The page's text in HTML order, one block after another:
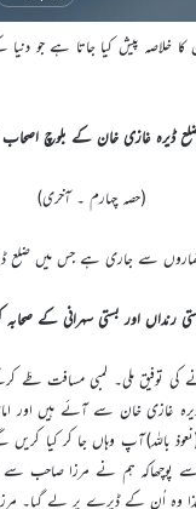
پیش کیا جاتا ہے جو دنیا
ڈیرہ غازی خان کے بلوچ اصحاب
(حصہ چہارم ۔ آخری)
سے جاری ہے جس میں ضلع
رنداں اور بستی سہرانی کے صحابہ
کو 1901ء میں قادیان جانے کی توفیق ملی۔
غازی خان سے آئے ہیں اور
باللہ)آپ وہاں جا کر کیا
پوچھاکہ ہم نے مرزا صاحب سے
لہٰذا وہ اُن کے ڈیرے پر لے گیا۔